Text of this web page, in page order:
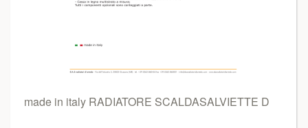
made in italy RADIATORE SCALDASALVIETTE D